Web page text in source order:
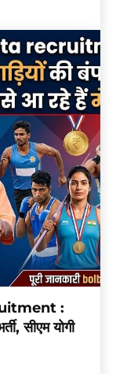
:
सीएम योगी